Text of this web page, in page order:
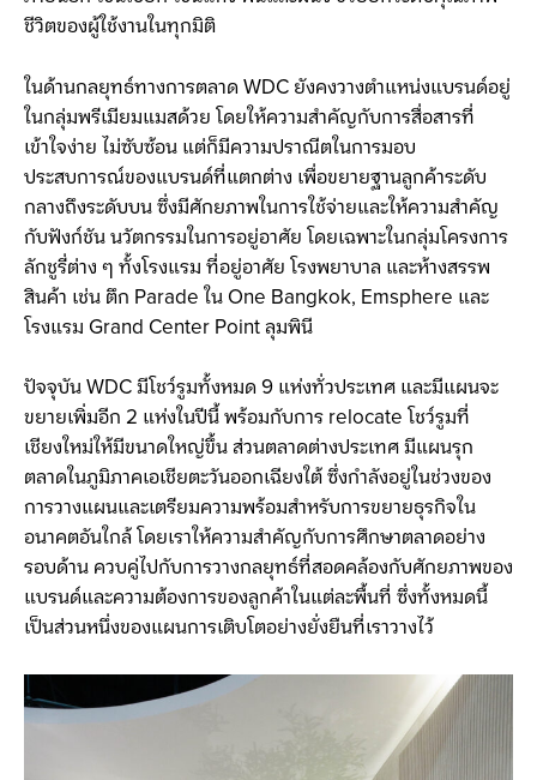
ชีวิตของผู้ใช้งานในทุกมิติ
ในด้านกลยุทธ์ทางการตลาด WDC ยังคงวางตำแหน่งแบรนด์อยู่
ในกลุ่มพรีเมียมแมสด้วย โดยให้ความสำคัญกับการสื่อสารที่
เข้าใจง่าย ไม่ซับซ้อน แต่ก็มีความปราณีตในการมอบ
ประสบการณ์ของแบรนด์ที่แตกต่าง เพื่อขยายฐานลูกค้าระดับ
กลางถึงระดับบน ซึ่งมีศักยภาพในการใช้จ่ายและให้ความสำคัญ
กับฟังก์ชัน นวัตกรรมในการอยู่อาศัย โดยเฉพาะในกลุ่มโครงการ
ลักชูรี่ต่าง ๆ ทั้งโรงแรม ที่อยู่อาศัย โรงพยาบาล และห้างสรรพ
สินค้า เช่น ตึก Parade ใน One Bangkok, Emsphere และ
โรงแรม Grand Center Point ลุมพินี
ปัจจุบัน WDC มีโชว์รูมทั้งหมด 9 แห่งทั่วประเทศ และมีแผนจะ
ขยายเพิ่มอีก 2 แห่งในปีนี้ พร้อมกับการ relocate โชว์รูมที่
เชียงใหม่ให้มีขนาดใหญ่ขึ้น ส่วนตลาดต่างประเทศ มีแผนรุก
ตลาดในภูมิภาคเอเชียตะวันออกเฉียงใต้ ซึ่งกำลังอยู่ในช่วงของ
การวางแผนและเตรียมความพร้อมสำหรับการขยายธุรกิจใน
อนาคตอันใกล้ โดยเราให้ความสำคัญกับการศึกษาตลาดอย่าง
รอบด้าน ควบคู่ไปกับการวางกลยุทธ์ที่สอดคล้องกับศักยภาพของ
แบรนด์และความต้องการของลูกค้าในแต่ละพื้นที่ ซึ่งทั้งหมดนี้
เป็นส่วนหนึ่งของแผนการเติบโตอย่างยั่งยืนที่เราวางไว้